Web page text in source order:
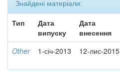
Знайдені матеріали:
Тип
Дата
випуску
Дата
внесення
Other 1-січ-2013 12-лис-2015